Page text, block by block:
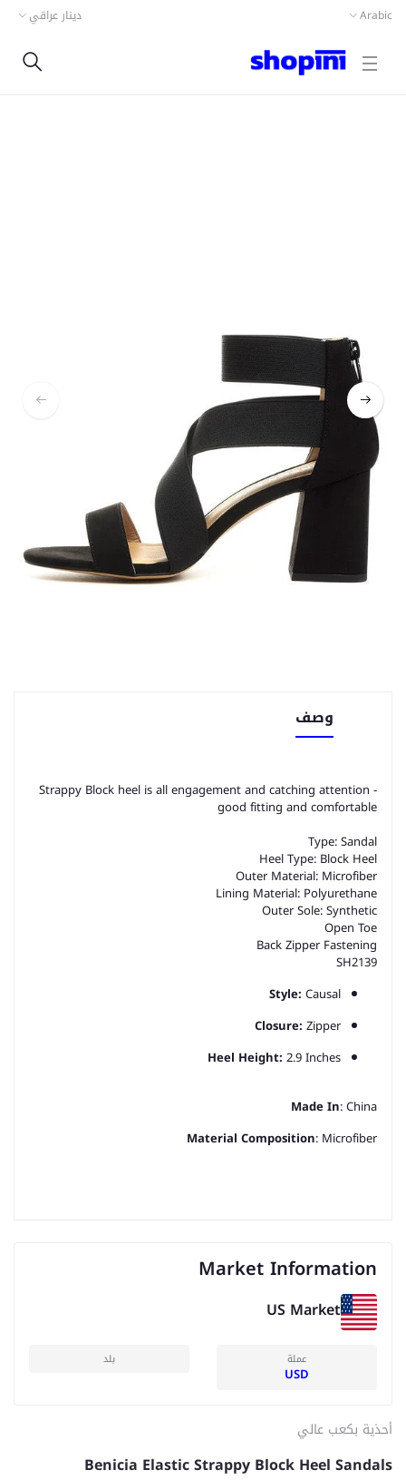
Arabic دينار عراقي
وصف
Strappy Block heel is all engagement and catching attention -
good fitting and comfortable
Type: Sandal
Heel Type: Block Heel
Outer Material: Microfiber
Lining Material: Polyurethane
Outer Sole: Synthetic
Open Toe
Back Zipper Fastening
SH2139
Style: Causal
Closure: Zipper
Heel Height: 2.9 Inches
Made In: China
Material Composition: Microfiber
Market Information
US Market
عملة
USD
بلد
أحذية بكعب عالي
Benicia Elastic Strappy Block Heel Sandals